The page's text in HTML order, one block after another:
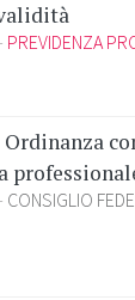
PREVIDENZA
Ordinanza
CONSIGLIO